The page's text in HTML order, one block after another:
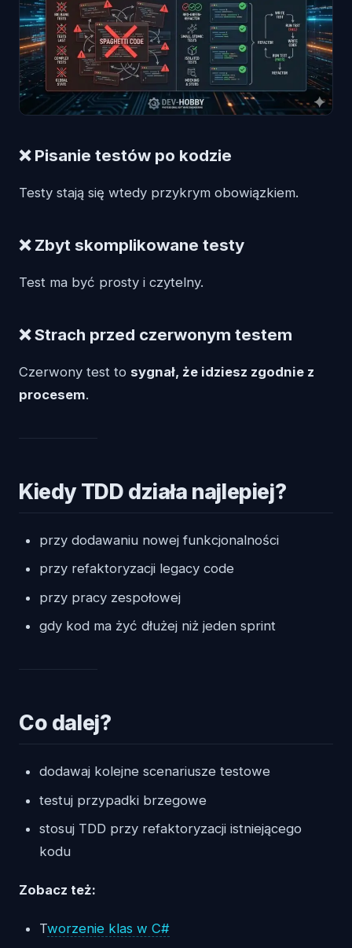
❌ Pisanie testów po kodzie
Testy stają się wtedy przykrym obowiązkiem.
❌ Zbyt skomplikowane testy
Test ma być prosty i czytelny.
❌ Strach przed czerwonym testem
Czerwony test to sygnał, że idziesz zgodnie z
procesem.
Kiedy TDD działa najlepiej?
przy dodawaniu nowej funkcjonalności
przy refaktoryzacji legacy code
przy pracy zespołowej
gdy kod ma żyć dłużej niż jeden sprint
Co dalej?
dodawaj kolejne scenariusze testowe
testuj przypadki brzegowe
stosuj TDD przy refaktoryzacji istniejącego
kodu
Zobacz też:
Tworzenie klas w C#